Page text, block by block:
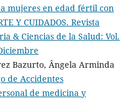
mujeres en edad fértil con
Y CUIDADOS. Revista
& Ciencias de la Salud: Vol.
Bazurto, Ângela Arminda
de Accidentes
de medicina y